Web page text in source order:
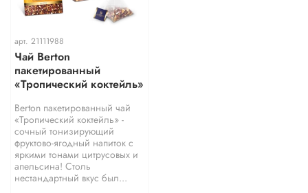
арт. 21111988
Чай Berton
пакетированный
«Тропический коктейль»
Berton пакетированный чай
«Тропический коктейль» -
сочный тонизирующий
фруктово-ягодный напиток с
яркими тонами цитрусовых и
апельсина! Столь
нестандартный вкус был...